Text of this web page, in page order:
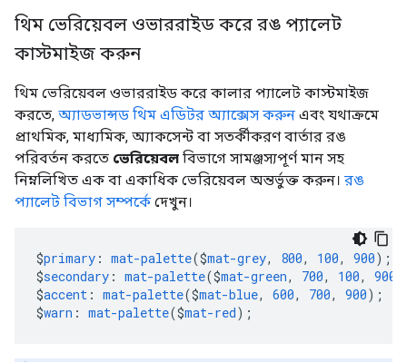
থিম ভেরিয়েবল ওভাররাইড করে রঙ প্যালেট
কাস্টমাইজ করুন
থিম ভেরিয়েবল ওভাররাইড করে কালার প্যালেট কাস্টমাইজ
করতে, অ্যাডভান্সড থিম এডিটর অ্যাক্সেস করুন এবং যথাক্রমে
প্রাথমিক, মাধ্যমিক, অ্যাকসেন্ট বা সতর্কীকরণ বার্তার রঙ
পরিবর্তন করতে ভেরিয়েবল বিভাগে সামঞ্জস্যপূর্ণ মান সহ
নিম্নলিখিত এক বা একাধিক ভেরিয়েবল অন্তর্ভুক্ত করুন। রঙ
প্যালেট বিভাগ সম্পর্কে দেখুন।
$primary : mat-palette($mat-grey, 800, 100, 900);
$secondary : mat-palette($mat-green, 700, 100, 900
$accent : mat-palette($mat-blue, 600, 700, 900);
$warn : mat-palette($mat-red);